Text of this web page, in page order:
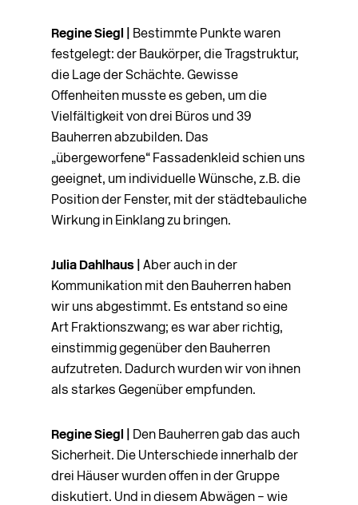
Regine Siegl |
Bestimmte Punkte waren
festgelegt: der Baukörper, die Tragstruktur,
die Lage der Schächte. Gewisse
Offenheiten musste es geben, um die
Vielfältigkeit von drei Büros und 39
Bauherren abzubilden. Das
„übergeworfene“ Fassadenkleid schien uns
geeignet, um indivi­duelle Wünsche, z.B. die
Position der Fenster, mit der städtebauliche
Wirkung in Einklang zu bringen.
Julia Dahlhaus |
Aber auch in der
Kommunikation mit den Bauherren haben
wir uns abgestimmt. Es entstand so eine
Art Fraktionszwang; es war aber richtig,
einstimmig gegenüber den Bauherren
aufzutreten. Dadurch wurden wir von ihnen
als starkes Gegenüber empfunden.
Regine Siegl |
Den Bauherren gab das auch
Sicherheit. Die Unterschiede innerhalb der
drei Häuser wurden offen in der Gruppe
diskutiert. Und in diesem Abwägen – wie